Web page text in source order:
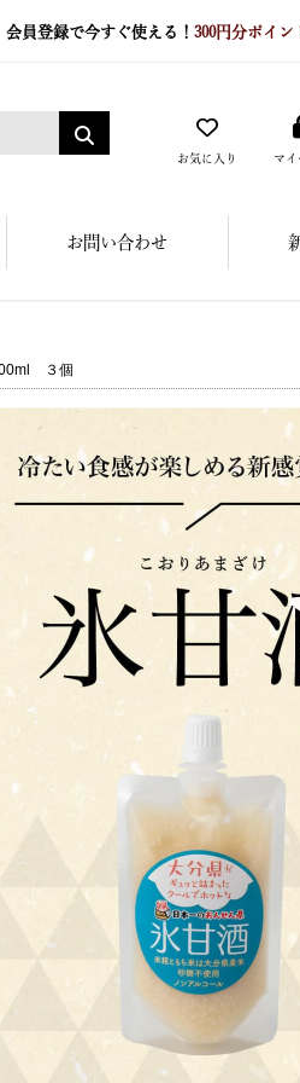
員登録で今すぐ使える！ 300円分ポイン
お気に入り マイ
お問い合わせ
３個